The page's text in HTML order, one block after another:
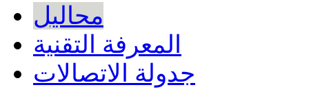
محاليل
المعرفة التقنية
جدولة الاتصالات